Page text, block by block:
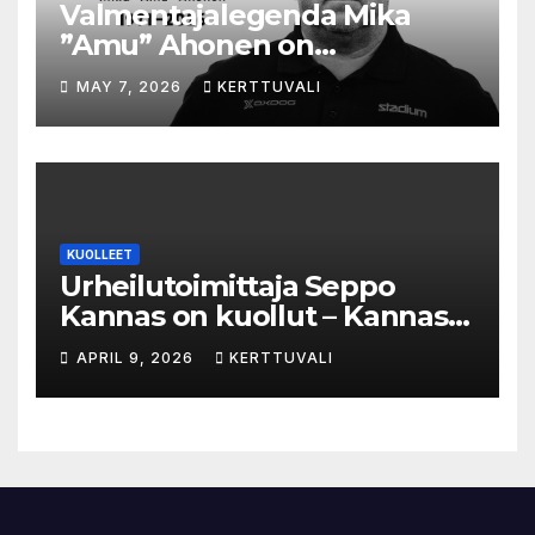
Valmentajalegenda Mika
”Amu” Ahonen on
menehtynyt
MAY 7, 2026 KERTTUVALI
KUOLLEET
Urheilutoimittaja Seppo
Kannas on kuollut – Kannas
oli kuollessaan 92-vuotias
APRIL 9, 2026 KERTTUVALI